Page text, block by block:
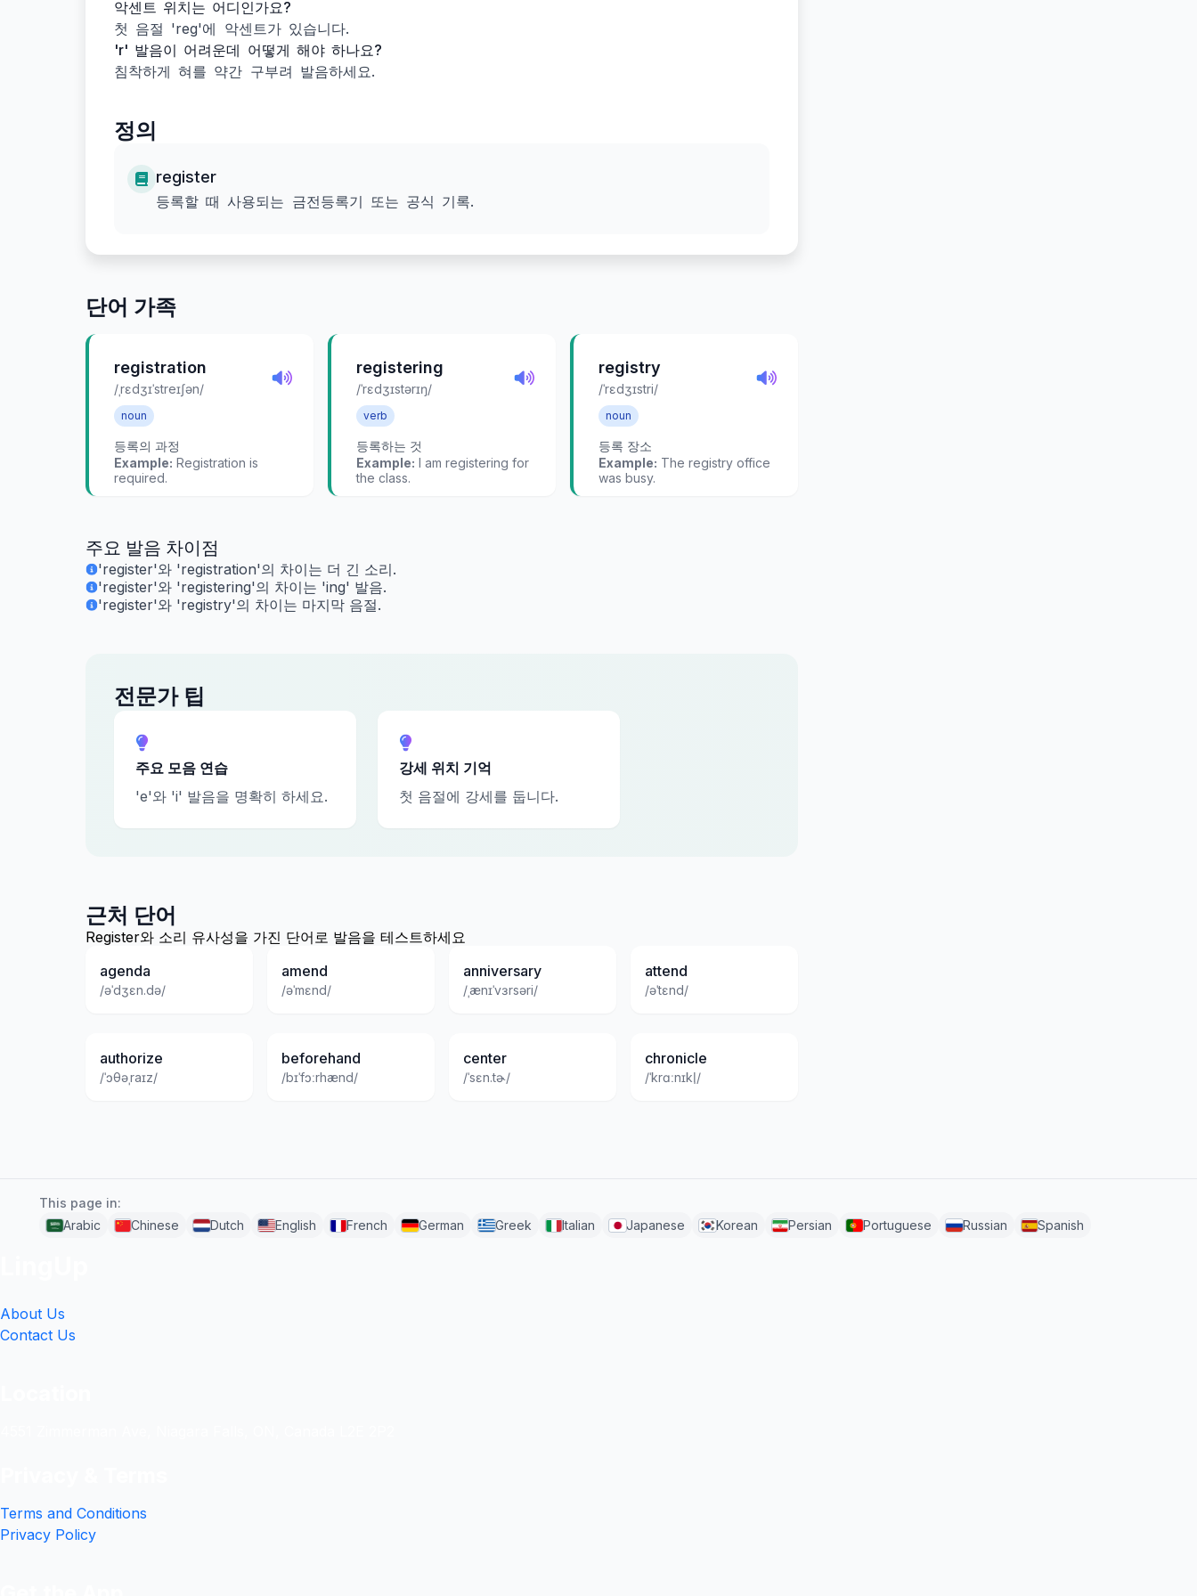
악센트 위치는 어디인가요?
첫 음절 'reg'에 악센트가 있습니다.
'r' 발음이 어려운데 어떻게 해야 하나요?
침착하게 혀를 약간 구부려 발음하세요.
정의
register
등록할 때 사용되는 금전등록기 또는 공식 기록.
단어 가족
registration
/ˌrɛdʒɪˈstreɪʃən/
noun
등록의 과정
Example: Registration is
required.
registering
/ˈrɛdʒɪstərɪŋ/
verb
등록하는 것
Example: I am registering for
the class.
registry
/ˈrɛdʒɪstri/
noun
등록 장소
Example: The registry office
was busy.
주요 발음 차이점
'register'와 'registration'의 차이는 더 긴 소리.
'register'와 'registering'의 차이는 'ing' 발음.
'register'와 'registry'의 차이는 마지막 음절.
전문가 팁
주요 모음 연습
'e'와 'i' 발음을 명확히 하세요.
강세 위치 기억
첫 음절에 강세를 둡니다.
근처 단어
Register와 소리 유사성을 가진 단어로 발음을 테스트하세요
agenda
/əˈdʒɛn.də/
amend
/əˈmɛnd/
anniversary
/ˌænɪˈvɜrsəri/
attend
/əˈtɛnd/
authorize
/ˈɔθəˌraɪz/
beforehand
/bɪˈfɔːrhænd/
center
/ˈsɛn.tɚ/
chronicle
/ˈkrɑːnɪkl̩/
This page in:
Arabic
Chinese Dutch English French German Greek Italian Japanese Korean Persian Portuguese Russian Spanish
About Us
Contact Us
Terms and Conditions
Privacy Policy